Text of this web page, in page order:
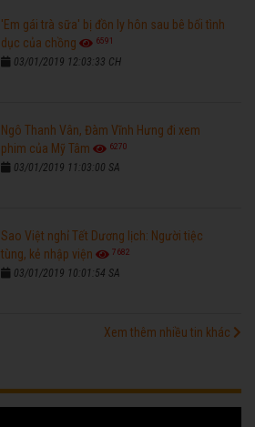
'Em gái trà sữa' bị đồn ly hôn sau bê bối tình
dục của chồng
6591
03/01/2019 12:03:33 CH
Ngô Thanh Vân, Đàm Vĩnh Hưng đi xem
phim của Mỹ Tâm
6270
03/01/2019 11:03:00 SA
Sao Việt nghỉ Tết Dương lịch: Người tiệc
tùng, kẻ nhập viện
7682
03/01/2019 10:01:54 SA
Xem thêm nhiều tin khác